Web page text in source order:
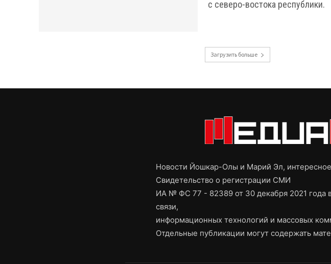
с северо-востока республики.
Загрузить больше
Новости Йошкар-Олы и Марий Эл,
Свидетельство о регистрации СМИ
ИА № ФС 77 - 82389 от 30 декабря 2021 года
связи,
информационных технологий и массовых
Отдельные публикации могут содержать